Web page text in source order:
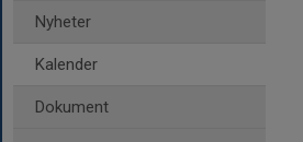
Nyheter
Kalender
Dokument